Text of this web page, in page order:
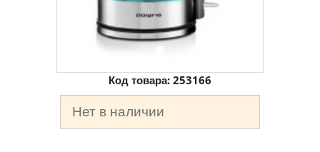
Код товара: 253166
Нет в наличии